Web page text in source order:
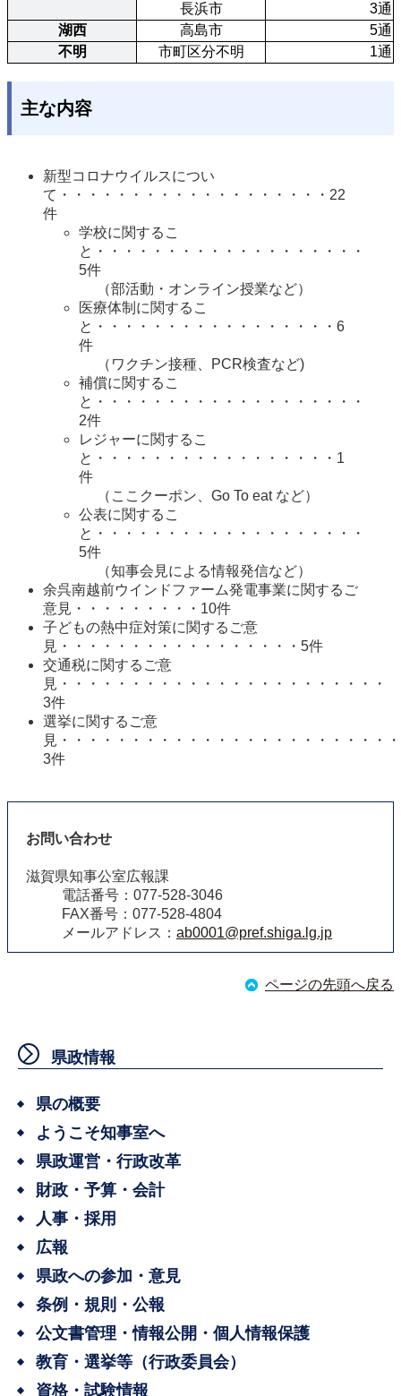
長浜市
3通
湖西
高島市
5通
不明
市町区分不明 1通
主な内容
新型コロナウイルスについ
て・・・・・・・・・・・・・・・・・・・22
件
学校に関するこ
と・・・・・・・・・・・・・・・・・・・
5件
（部活動・オンライン授業など）
医療体制に関するこ
と・・・・・・・・・・・・・・・・・6
件
（ワクチン接種、PCR検査など)
補償に関するこ
と・・・・・・・・・・・・・・・・・・・
2件
レジャーに関するこ
と・・・・・・・・・・・・・・・・・1
件
（ここクーポン、Go To eat など）
公表に関するこ
と・・・・・・・・・・・・・・・・・・・
5件
（知事会見による情報発信など）
余呉南越前ウインドファーム発電事業に関するご
意見・・・・・・・・・10件
子どもの熱中症対策に関するご意
見・・・・・・・・・・・・・・・・・5件
交通税に関するご意
見・・・・・・・・・・・・・・・・・・・・・・・
3件
選挙に関するご意
見・・・・・・・・・・・・・・・・・・・・・・・・
3件
お問い合わせ
滋賀県知事公室広報課
電話番号：077-528-3046
FAX番号：077-528-4804
メールアドレス： ab0001@pref.shiga.lg.jp
ページの先頭へ戻る
県政情報
県の概要
ようこそ知事室へ
県政運営・行政改革
財政・予算・会計
人事・採用
広報
県政への参加・意見
条例・規則・公報
公文書管理・情報公開・個人情報保護
教育・選挙等（行政委員会）
資格・試験情報